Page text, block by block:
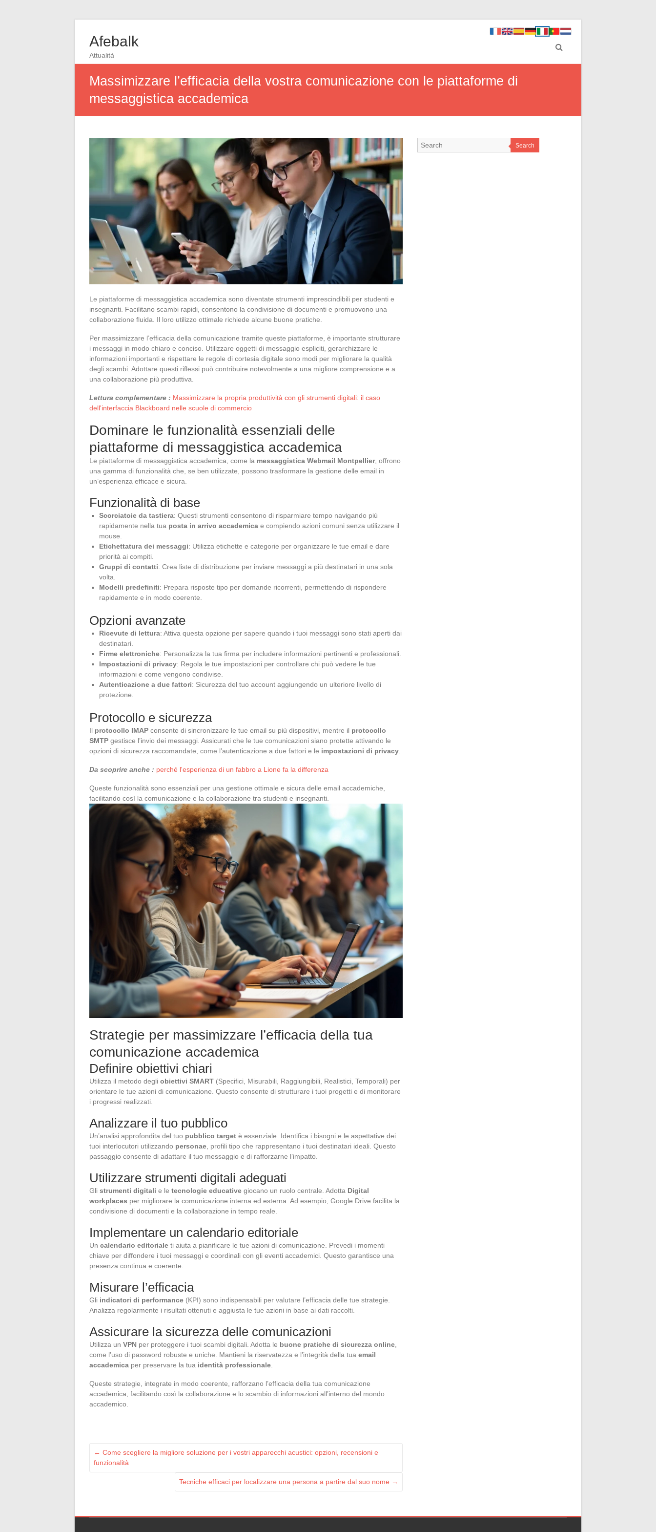
Afebalk
Attualità
Massimizzare l’efficacia della vostra comunicazione con le piattaforme di
messaggistica accademica
Le piattaforme di messaggistica accademica sono diventate strumenti imprescindibili per studenti e
insegnanti. Facilitano scambi rapidi, consentono la condivisione di documenti e promuovono una
collaborazione fluida. Il loro utilizzo ottimale richiede alcune buone pratiche.
Per massimizzare l’efficacia della comunicazione tramite queste piattaforme, è importante strutturare
i messaggi in modo chiaro e conciso. Utilizzare oggetti di messaggio espliciti, gerarchizzare le
informazioni importanti e rispettare le regole di cortesia digitale sono modi per migliorare la qualità
degli scambi. Adottare questi riflessi può contribuire notevolmente a una migliore comprensione e a
una collaborazione più produttiva.
Lettura complementare : Massimizzare la propria produttività con gli strumenti digitali: il caso
dell'interfaccia Blackboard nelle scuole di commercio
Dominare le funzionalità essenziali delle
piattaforme di messaggistica accademica
Le piattaforme di messaggistica accademica, come la messaggistica Webmail Montpellier, offrono
una gamma di funzionalità che, se ben utilizzate, possono trasformare la gestione delle email in
un’esperienza efficace e sicura.
Funzionalità di base
Scorciatoie da tastiera: Questi strumenti consentono di risparmiare tempo navigando più
rapidamente nella tua posta in arrivo accademica e compiendo azioni comuni senza utilizzare il
mouse.
Etichettatura dei messaggi: Utilizza etichette e categorie per organizzare le tue email e dare
priorità ai compiti.
Gruppi di contatti: Crea liste di distribuzione per inviare messaggi a più destinatari in una sola
volta.
Modelli predefiniti: Prepara risposte tipo per domande ricorrenti, permettendo di rispondere
rapidamente e in modo coerente.
Opzioni avanzate
Ricevute di lettura: Attiva questa opzione per sapere quando i tuoi messaggi sono stati aperti dai
destinatari.
Firme elettroniche: Personalizza la tua firma per includere informazioni pertinenti e professionali.
Impostazioni di privacy: Regola le tue impostazioni per controllare chi può vedere le tue
informazioni e come vengono condivise.
Autenticazione a due fattori: Sicurezza del tuo account aggiungendo un ulteriore livello di
protezione.
Protocollo e sicurezza
Il protocollo IMAP consente di sincronizzare le tue email su più dispositivi, mentre il protocollo
SMTP gestisce l’invio dei messaggi. Assicurati che le tue comunicazioni siano protette attivando le
opzioni di sicurezza raccomandate, come l’autenticazione a due fattori e le impostazioni di privacy
Da scoprire anche : perché l'esperienza di un fabbro a Lione fa la differenza
Queste funzionalità sono essenziali per una gestione ottimale e sicura delle email accademiche,
facilitando così la comunicazione e la collaborazione tra studenti e insegnanti.
Strategie per massimizzare l’efficacia della tua
comunicazione accademica
Definire obiettivi chiari
Utilizza il metodo degli obiettivi SMART (Specifici, Misurabili, Raggiungibili, Realistici, Temporali) per
orientare le tue azioni di comunicazione. Questo consente di strutturare i tuoi progetti e di monitorare
i progressi realizzati.
Analizzare il tuo pubblico
Un’analisi approfondita del tuo pubblico target è essenziale. Identifica i bisogni e le aspettative dei
tuoi interlocutori utilizzando personae , profili tipo che rappresentano i tuoi destinatari ideali. Questo
passaggio consente di adattare il tuo messaggio e di rafforzarne l’impatto.
Utilizzare strumenti digitali adeguati
Gli strumenti digitali e le tecnologie educative giocano un ruolo centrale. Adotta Digital
workplaces per migliorare la comunicazione interna ed esterna. Ad esempio, Google Drive facilita la
condivisione di documenti e la collaborazione in tempo reale.
Implementare un calendario editoriale
Un calendario editoriale ti aiuta a pianificare le tue azioni di comunicazione. Prevedi i momenti
chiave per diffondere i tuoi messaggi e coordinali con gli eventi accademici. Questo garantisce una
presenza continua e coerente.
Misurare l’efficacia
Gli indicatori di performance (KPI) sono indispensabili per valutare l’efficacia delle tue strategie.
Analizza regolarmente i risultati ottenuti e aggiusta le tue azioni in base ai dati raccolti.
Assicurare la sicurezza delle comunicazioni
Utilizza un VPN per proteggere i tuoi scambi digitali. Adotta le buone pratiche di sicurezza online
come l’uso di password robuste e uniche. Mantieni la riservatezza e l’integrità della tua email
accademica per preservare la tua identità professionale
Queste strategie, integrate in modo coerente, rafforzano l’efficacia della tua comunicazione
accademica, facilitando così la collaborazione e lo scambio di informazioni all’interno del mondo
accademico.
← Come scegliere la migliore soluzione per i vostri apparecchi acustici: opzioni, recensioni e
funzionalità
Tecniche efficaci per localizzare una persona a partire dal suo nome →
Search